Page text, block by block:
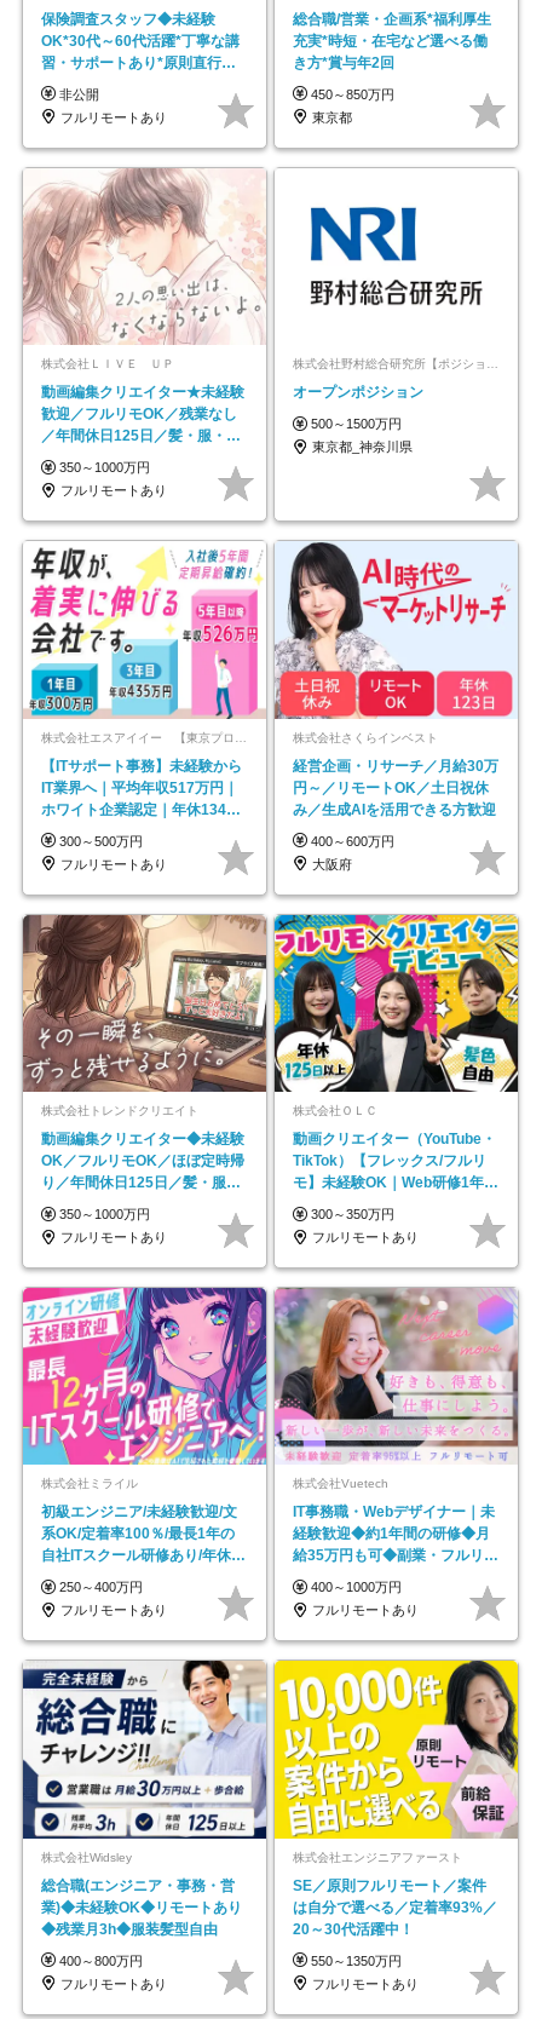
保険調査スタッフ◆未経験
OK*30代～60代活躍*丁寧な講
習・サポートあり*原則直行直
帰／全国募集・業務委託
非公開
フルリモートあり
総合職/営業・企画系*福利厚生
充実*時短・在宅など選べる働
き方*賞与年2回
450～850万円
東京都
株式会社ＬＩＶＥ ＵＰ
動画編集クリエイター★未経験
歓迎／フルリモOK／残業なし
／年間休日125日／髪・服・ネ
イル自由／研修充実で安心
350～1000万円
フルリモートあり
オープンポジション
500～1500万円
東京都_神奈川県
【ITサポート事務】未経験から
IT業界へ｜平均年収517万円｜
ホワイト企業認定｜年休134日
｜リモートOK
300～500万円
フルリモートあり
株式会社さくらインベスト
経営企画・リサーチ／月給30万
円～／リモートOK／土日祝休
み／生成AIを活用できる方歓迎
400～600万円
大阪府
株式会社トレンドクリエイト
動画編集クリエイター◆未経験
OK／フルリモOK／ほぼ定時帰
り／年間休日125日／髪・服・
ネイル自由／副業OK
350～1000万円
フルリモートあり
株式会社ＯＬＣ
動画クリエイター（YouTube・
TikTok）【フレックス/フルリ
モ】未経験OK｜Web研修1年間
｜副業OK
300～350万円
フルリモートあり
株式会社ミライル
初級エンジニア/未経験歓迎/文
系OK/定着率100％/最長1年の
自社ITスクール研修あり/年休
130日
250～400万円
フルリモートあり
株式会社Vuetech
IT事務職・Webデザイナー｜未
経験歓迎◆約1年間の研修◆月
給35万円も可◆副業・フルリモ
ート可◆年休126日
400～1000万円
フルリモートあり
株式会社Widsley
総合職(エンジニア・事務・営
業)◆未経験OK◆リモートあり
◆残業月3h◆服装髪型自由
400～800万円
フルリモートあり
株式会社エンジニアファースト
SE／原則フルリモート／案件
は自分で選べる／定着率93%／
20～30代活躍中！
550～1350万円
フルリモートあり